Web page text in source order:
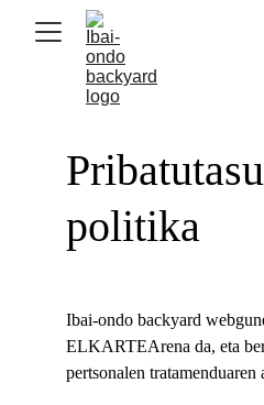
politika
Ibai-ondo backyard
ELKARTEArena da, eta
pertsonalen tratamenduaren